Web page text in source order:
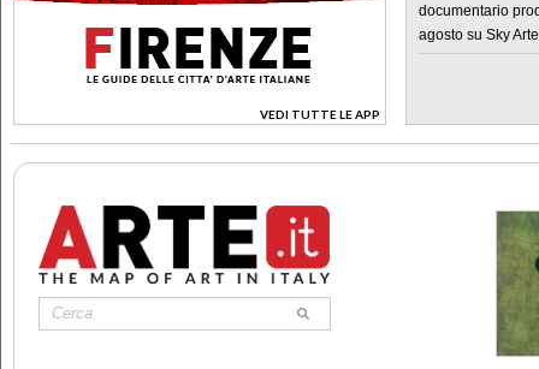
VEDI TUTTE LE APP
>
documentario
agosto su Sky Arte